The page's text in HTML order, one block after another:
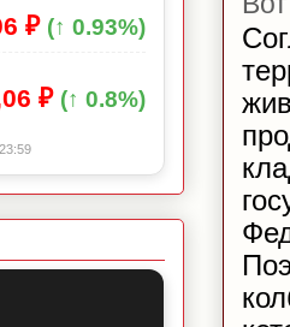
₽ (↑ 0.93%)
₽ (↑ 0.8%)
23:59